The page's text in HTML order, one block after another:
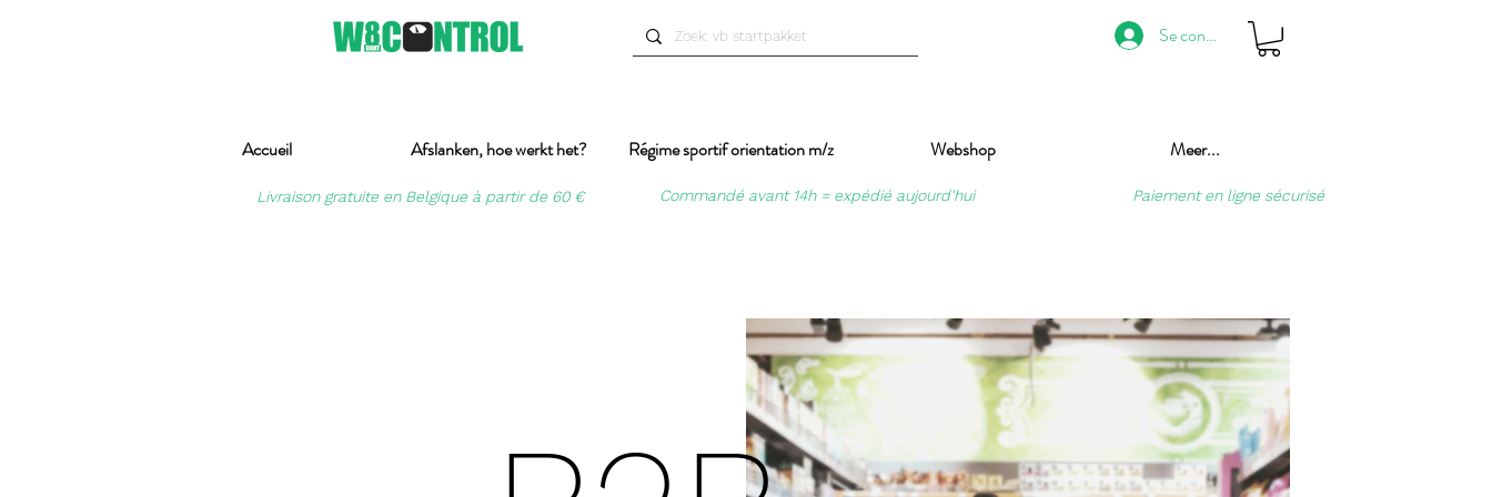
Se connecter
Accueil Afslanken, hoe werkt het? Régime sportif orientation m/z Webshop Meer...
Livraison gratuite en Belgique à partir de 60 € Commandé avant 14h = expédié aujourd'hui Paiement en ligne sécurisé